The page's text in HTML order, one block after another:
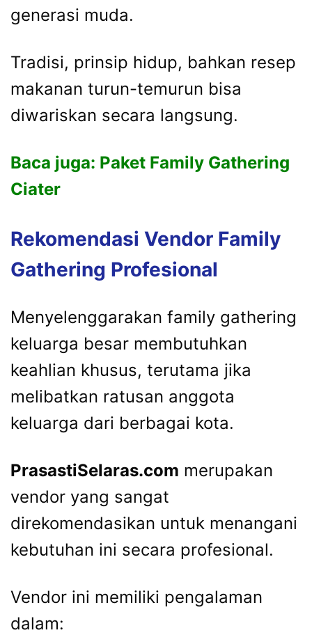
generasi muda.
Tradisi, prinsip hidup, bahkan resep
makanan turun-temurun bisa
diwariskan secara langsung.
Baca juga: Paket Family Gathering
Ciater
Rekomendasi Vendor Family
Gathering Profesional
Menyelenggarakan family gathering
keluarga besar membutuhkan
keahlian khusus, terutama jika
melibatkan ratusan anggota
keluarga dari berbagai kota.
PrasastiSelaras.com merupakan
vendor yang sangat
direkomendasikan untuk menangani
kebutuhan ini secara profesional.
Vendor ini memiliki pengalaman
dalam: